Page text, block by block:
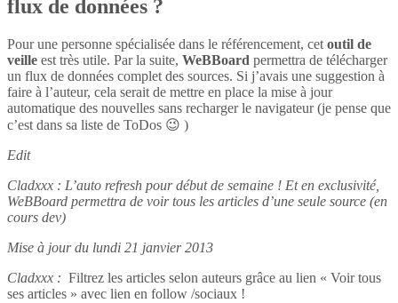
flux de données ?
Pour une personne spécialisée dans le référencement, cet outil de
veille est très utile. Par la suite, WeBBoard permettra de télécharger
un flux de données complet des sources. Si j’avais une suggestion à
faire à l’auteur, cela serait de mettre en place la mise à jour
automatique des nouvelles sans recharger le navigateur (je pense que
c’est dans sa liste de ToDos 😉 )
Edit
Cladxxx : L’auto refresh pour début de semaine ! Et en exclusivité,
WeBBoard permettra de voir tous les articles d’une seule source (en
cours dev)
Mise à jour du lundi 21 janvier 2013
Cladxxx : Filtrez les articles selon auteurs grâce au lien « Voir tous
ses articles » avec lien en follow /sociaux !